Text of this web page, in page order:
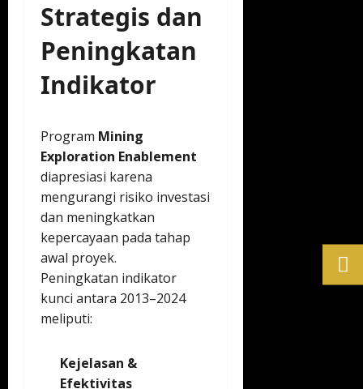
Strategis dan
Peningkatan
Indikator
Program Mining
Exploration Enablement
diapresiasi karena
mengurangi risiko investasi
dan meningkatkan
kepercayaan pada tahap
awal proyek.
Peningkatan indikator
kunci antara 2013–2024
meliputi:
Kejelasan &
Efektivitas